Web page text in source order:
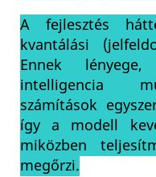
A fejlesztés
kvantálási
Ennek
intelligencia
számítások
így a modell
miközben
megőrzi.